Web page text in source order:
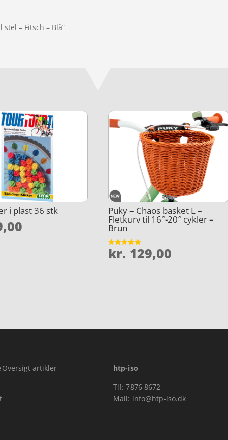
– Fitsch – Blå”
i plast 36 stk Puky – Chaos basket L –
Fletkurv til 16″-20″ cykler –
Brun
Vurderet
5
kr. 129,00
Oversigt artikler
htp-iso
Tlf: 7876 8672
Mail: info@htp-iso.dk